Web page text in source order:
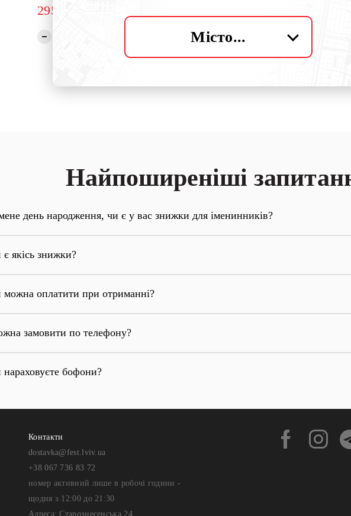
295
Найпоширеніші
день народження, чи є у вас знижки для іменинників?
якісь знижки?
можна оплатити при отриманні?
замовити по телефону?
бофони?
Контакти
dostavka@fest.lviv.ua
+38 067 736 83 72
номер активний лише в робочі години -
щодня з 12:00 до 21:30
Адреса: Старознесенська 24
Місто...